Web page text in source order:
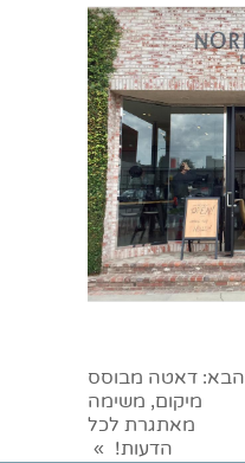
הבא: דאטה מבוסס
מיקום, משימה
מאתגרת לכל
הדעות!
»